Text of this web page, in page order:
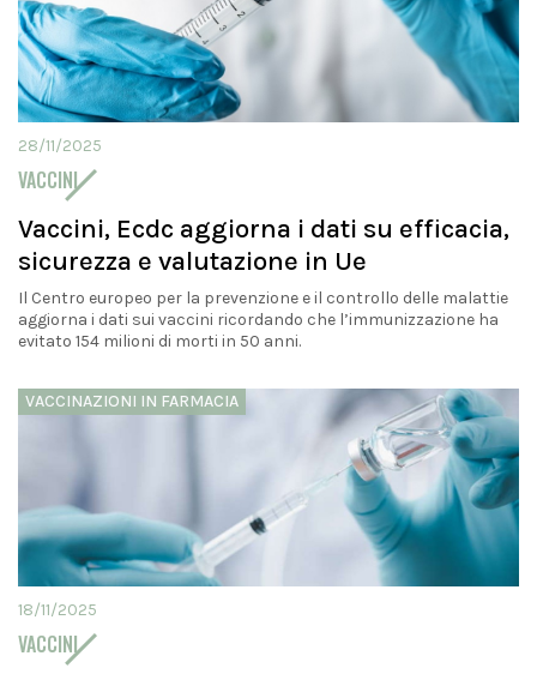
28/11/2025
VACCINI
Vaccini, Ecdc aggiorna i dati su efficacia,
sicurezza e valutazione in Ue
Il Centro europeo per la prevenzione e il controllo delle malattie
aggiorna i dati sui vaccini ricordando che l’immunizzazione ha
evitato 154 milioni di morti in 50 anni.
VACCINAZIONI IN FARMACIA
18/11/2025
VACCINI